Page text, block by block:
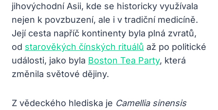
jihovýchodní Asii, kde se historicky využívala
nejen k povzbuzení, ale i v tradiční medicíně.
Její cesta napříč kontinenty byla plná zvratů,
od starověkých čínských rituálů až po politické
události, jako byla Boston Tea Party, která
změnila světové dějiny.
Z vědeckého hlediska je Camellia sinensis